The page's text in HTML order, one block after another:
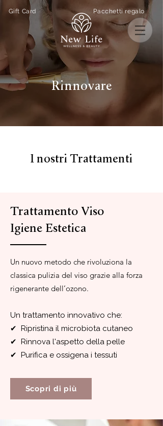
Gift Card Pacchetti regalo
Rinnovare
I nostri Trattamenti
Trattamento Viso
Igiene Estetica
Un nuovo metodo che rivoluziona la
classica pulizia del viso grazie alla forza
rigenerante dell’ozono.
Un trattamento innovativo che:​
✔ Ripristina il microbiota cutaneo
✔ Rinnova l'aspetto della pelle
✔ Purifica e ossigena i tessuti
Scopri di più